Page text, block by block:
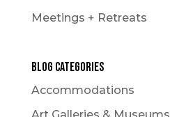
Meetings + Retreats
Blog Categories
Accommodations